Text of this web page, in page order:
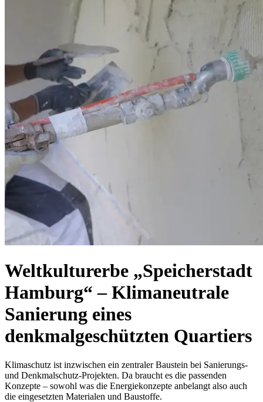
Weltkulturerbe „Speicherstadt
Hamburg“ – Klimaneutrale
Sanierung eines
denkmalgeschützten Quartiers
Klimaschutz ist inzwischen ein zentraler Baustein bei Sanierungs-
und Denkmalschutz-Projekten. Da braucht es die passenden
Konzepte – sowohl was die Energiekonzepte anbelangt also auch
die eingesetzten Materialen und Baustoffe.